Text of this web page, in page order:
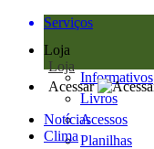
Serviços
Loja
Loja
Informativos
Livros
Acessos
Planilhas
Acessar
Notícias
Clima